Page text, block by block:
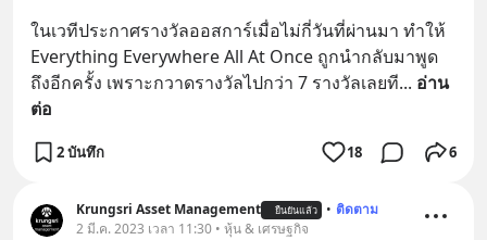
ในเวทีประกาศรางวัลออสการ์เมื่อไม่กี่วันที่ผ่านมา ทำให้
Everything Everywhere All At Once ถูกนำกลับมาพูด
ถึงอีกครั้ง เพราะกวาดรางวัลไปกว่า 7 รางวัลเลยที... อ่าน
ต่อ
2 บันทึก 18 6
Krungsri Asset Management ยืนยันแล้ว • ติดตาม
2 มี.ค. 2023 เวลา 11:30 • หุ้น & เศรษฐกิจ